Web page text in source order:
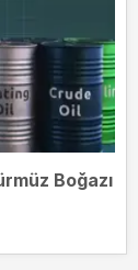
Boğazı